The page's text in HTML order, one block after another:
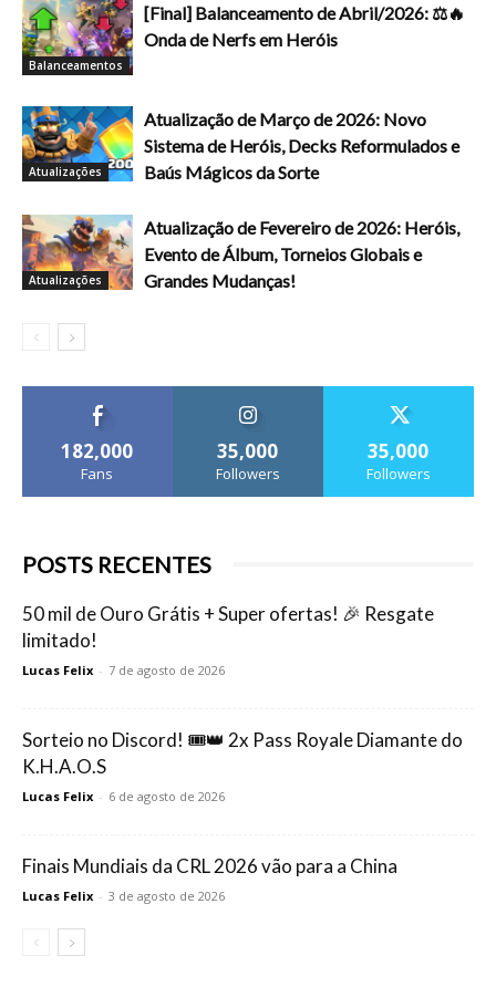
Balanceamentos
[Final] Balanceamento de Abril/2026: ⚖️🔥
Onda de Nerfs em Heróis
Atualizações
Atualização de Março de 2026: Novo
Sistema de Heróis, Decks Reformulados e
Baús Mágicos da Sorte
Atualizações
Atualização de Fevereiro de 2026: Heróis,
Evento de Álbum, Torneios Globais e
Grandes Mudanças!
182,000
Fans
35,000
Followers
35,000
Followers
POSTS RECENTES
50 mil de Ouro Grátis + Super ofertas! 🎉 Resgate
limitado!
Lucas Felix - 7 de agosto de 2026
Sorteio no Discord! 🎟️👑 2x Pass Royale Diamante do
K.H.A.O.S
Lucas Felix - 6 de agosto de 2026
Finais Mundiais da CRL 2026 vão para a China
Lucas Felix - 3 de agosto de 2026